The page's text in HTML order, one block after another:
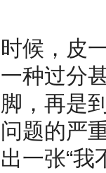
候，皮
种过分
，再是
题的严
一张“我